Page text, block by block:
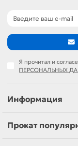
Я прочитал и
ПЕРСОНАЛЬНЫХ
Информация
Прокат